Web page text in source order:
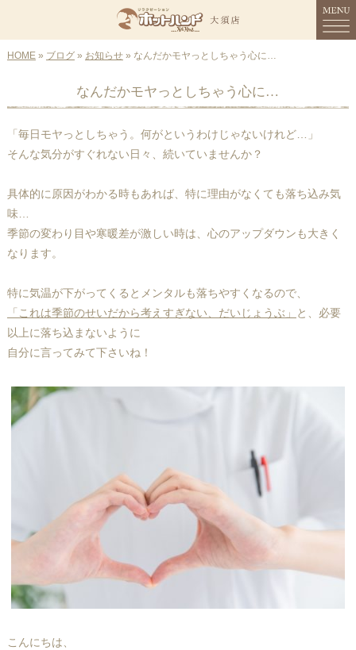
MENU
コンセプト
スタッフ紹介
店舗情報
ブログ
HOME» ブログ» お知らせ» なんだかモヤっとしちゃう心に…
なんだかモヤっとしちゃう心に…
「毎日モヤっとしちゃう。何がというわけじゃないけれど…」
そんな気分がすぐれない日々、続いていませんか？
具体的に原因がわかる時もあれば、特に理由がなくても落ち込み気
味…
季節の変わり目や寒暖差が激しい時は、心のアップダウンも大きく
なります。
特に気温が下がってくるとメンタルも落ちやすくなるので、
「これは季節のせいだから考えすぎない、だいじょうぶ」
と、必要
以上に落ち込まないように
自分に言ってみて下さいね！
こんにちは、